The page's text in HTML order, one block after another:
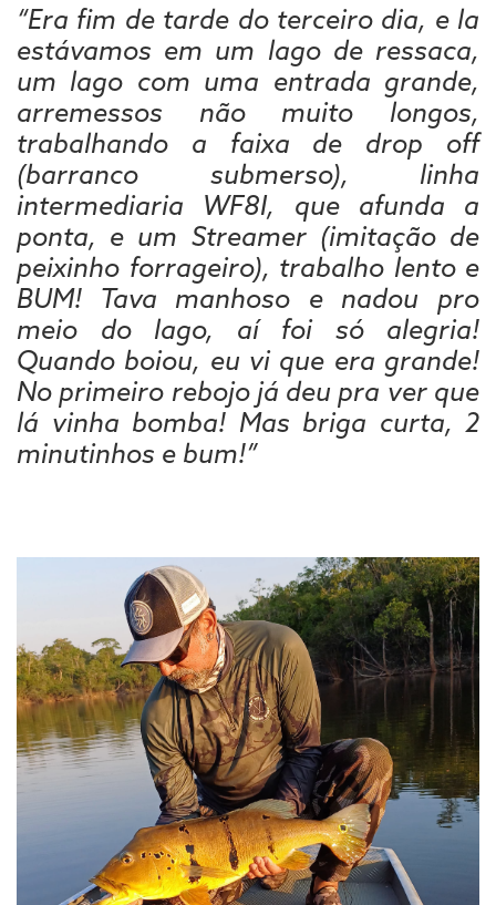
“Era fim de tarde do terceiro dia, e la
estávamos em um lago de ressaca,
um lago com uma entrada grande,
arremessos não muito longos,
trabalhando a faixa de drop off
(barranco submerso), linha
intermediaria WF8I, que afunda a
ponta, e um Streamer (imitação de
peixinho forrageiro), trabalho lento e
BUM! Tava manhoso e nadou pro
meio do lago, aí foi só alegria!
Quando boiou, eu vi que era grande!
No primeiro rebojo já deu pra ver que
lá vinha bomba! Mas briga curta, 2
minutinhos e bum!”